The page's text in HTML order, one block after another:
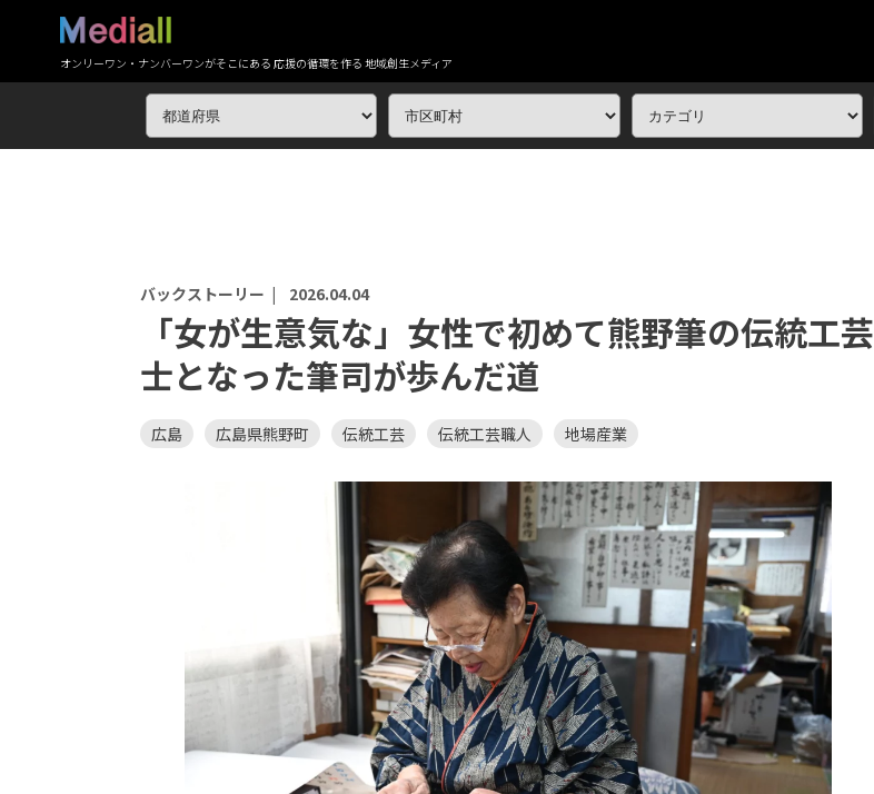
オンリーワン・ナンバーワンがそこにある 応援の循環を作る 地域創生メディア
バックストーリー | 2026.04.04
「女が生意気な」女性で初めて熊野筆の伝統工芸
士となった筆司が歩んだ道
広島 広島県熊野町 伝統工芸 伝統工芸職人 地場産業